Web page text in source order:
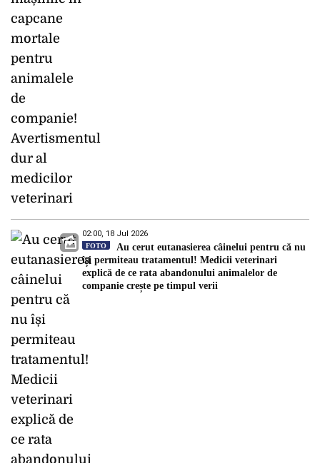
02:00, 18 Jul 2026
FOTO
Au cerut eutanasierea câinelui pentru că nu
își permiteau tratamentul! Medicii veterinari
explică de ce rata abandonului animalelor de
companie crește pe timpul verii